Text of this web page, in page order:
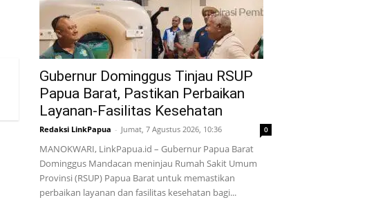
Gubernur Dominggus Tinjau RSUP
Papua Barat, Pastikan Perbaikan
Layanan-Fasilitas Kesehatan
Redaksi LinkPapua - Jumat, 7 Agustus 2026, 10:36 0
MANOKWARI, LinkPapua.id – Gubernur Papua Barat
Dominggus Mandacan meninjau Rumah Sakit Umum
Provinsi (RSUP) Papua Barat untuk memastikan
perbaikan layanan dan fasilitas kesehatan bagi...